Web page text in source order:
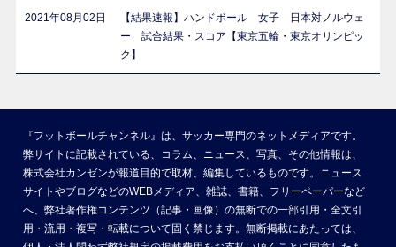
2021年08月02日
【結果速報】ハンドボール 女子 日本対ノルウェ
ー 試合結果・スコア【東京五輪・東京オリンピッ
ク】
『フットボールチャンネル』は、サッカー専門のネットメディアです。
弊サイトに記載されている、コラム、ニュース、写真、その他情報は、
株式会社カンゼンが報道目的で取材、編集しているものです。ニュース
サイトやブログなどのWEBメディア、雑誌、書籍、フリーペーパーなど
へ、弊社著作権コンテンツ（記事・画像）の無断での一部引用・全文引
用・流用・複写・転載について固く禁じます。無断掲載にあたっては、